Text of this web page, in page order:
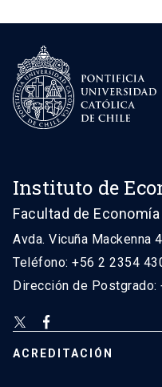
Instituto de
Facultad de
Avda. Vicuña Mackenna
Teléfono: +56 2 2354
Dirección de Postgrado:
ACREDITACIÓN